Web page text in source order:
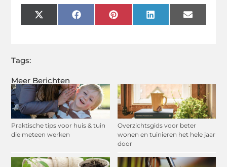
Meer Berichten
Praktische tips voor huis & tuin
die meteen werken
Overzichtsgids voor beter
wonen en tuinieren het hele jaar
door
X
(Twitter)
FacebookPinterest LinkedIn Email
Tags: